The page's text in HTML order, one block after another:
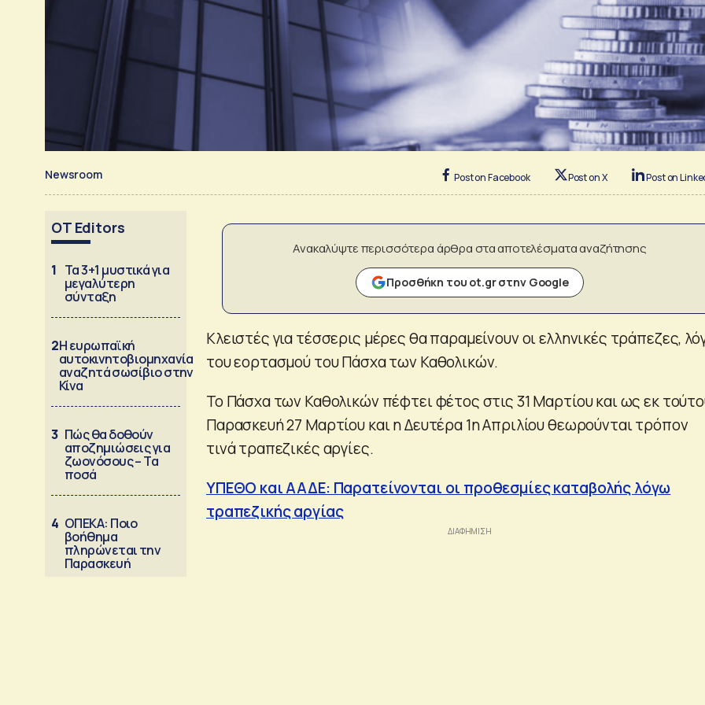
Newsroom Post on Facebook Post on X Post on
OT Editors
1 Τα 3+1 μυστικά για
μεγαλύτερη
σύνταξη
2Η ευρωπαϊκή
αυτοκινητοβιομηχανία
αναζητά σωσίβιο στην
Κίνα
3 Πώς θα δοθούν
αποζημιώσεις για
ζωονόσους – Τα
ποσά
4 ΟΠΕΚΑ: Ποιο
βοήθημα
πληρώνεται την
Παρασκευή
Ανακαλύψτε περισσότερα άρθρα στα αποτελέσματα αναζήτησης
Προσθήκη του ot.gr στην Google
Κλειστές για τέσσερις μέρες θα παραμείνουν οι ελληνικές τράπεζες,
του εορτασμού του Πάσχα των Καθολικών.
Το Πάσχα των Καθολικών πέφτει φέτος στις 31 Μαρτίου και ως εκ
Παρασκευή 27 Μαρτίου και η Δευτέρα 1η Απριλίου θεωρούνται τρόπον
τινά τραπεζικές αργίες.
ΥΠΕΘΟ και ΑΑΔΕ: Παρατείνονται οι προθεσμίες καταβολής λόγω
τραπεζικής αργίας